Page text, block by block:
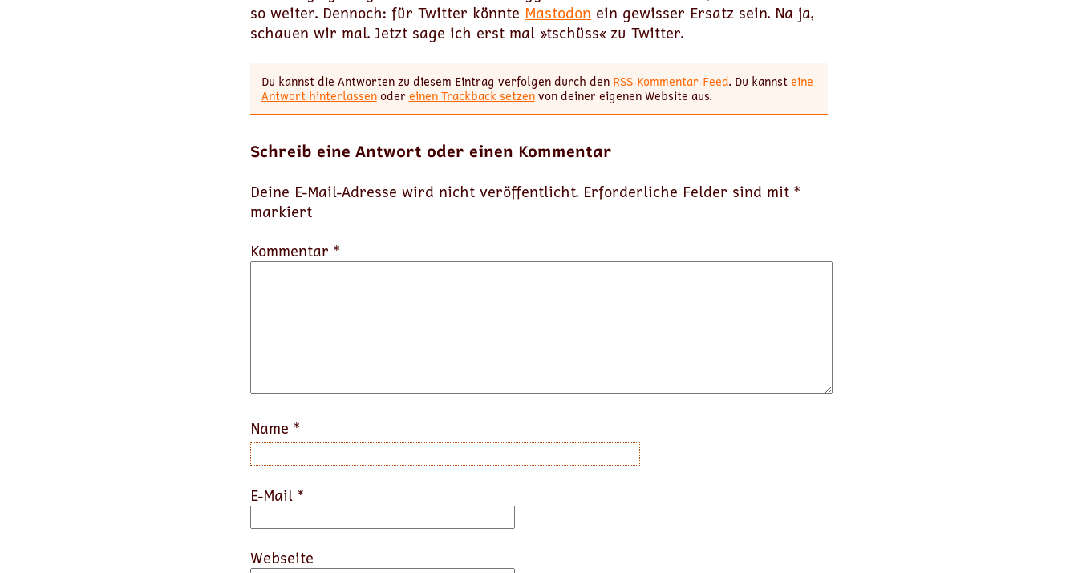
so weiter. Dennoch: für Twitter könnte Mastodon ein gewisser Ersatz sein. Na ja,
schauen wir mal. Jetzt sage ich erst mal »tschüss« zu Twitter.
Du kannst die Antworten zu diesem Eintrag verfolgen durch den RSS-Kommentar-Feed. Du kannsteine
Antwort hinterlassenodereinen Trackback setzenvon deiner eigenen Website aus.
Schreib eine Antwort oder einen Kommentar
Deine E-Mail-Adresse wird nicht veröffentlicht. Erforderliche Felder sind mit *
markiert
Kommentar *
Name *
E-Mail *
Webseite